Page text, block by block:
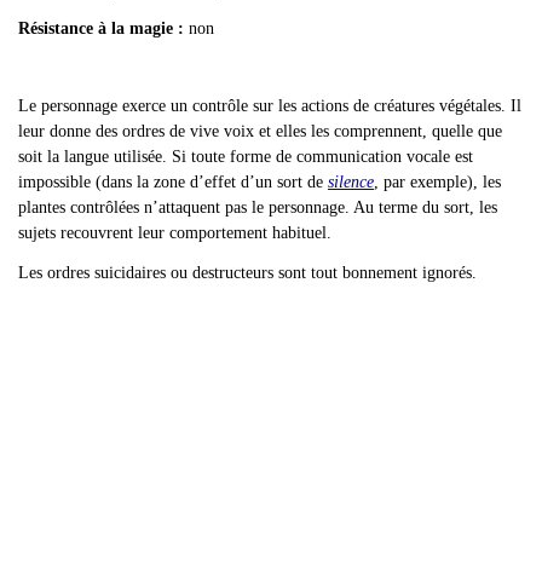
Résistance à la magie : non
Le personnage exerce un contrôle sur les actions de créatures végétales. Il
leur donne des ordres de vive voix et elles les comprennent, quelle que
soit la langue utilisée. Si toute forme de communication vocale est
impossible (dans la zone d’effet d’un sort de silence, par exemple), les
plantes contrôlées n’attaquent pas le personnage. Au terme du sort, les
sujets recouvrent leur comportement habituel.
Les ordres suicidaires ou destructeurs sont tout bonnement ignorés.